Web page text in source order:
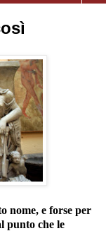
nome, e forse per
punto che le